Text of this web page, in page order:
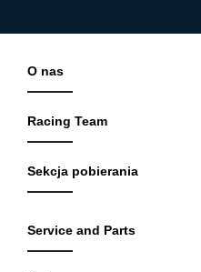
O nas
Racing Team
Sekcja pobierania
Service and Parts